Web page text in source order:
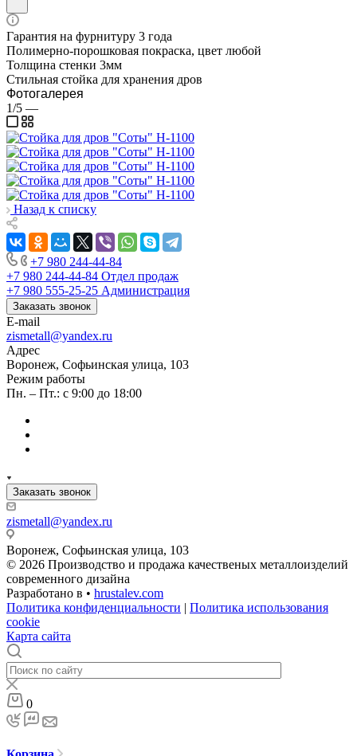
Гарантия на фурнитуру 3 года
Полимерно-порошковая покраска, цвет любой
Толщина стенки 3мм
Стильная стойка для хранения дров
Фотогалерея
1/5 —
Назад к списку
+7 980 244-44-84
+7 980 244-44-84 Отдел продаж
+7 980 555-25-25 Администрация
Заказать звонок
E-mail
zismetall@yandex.ru
Адрес
Воронеж, Софьинская улица, 103
Режим работы
Пн. – Пт.: с 9:00 до 18:00
Заказать звонок
zismetall@yandex.ru
Воронеж, Софьинская улица, 103
© 2026 Производство и продажа качественых металлоизделий
современного дизайна
Разработано в • hrustalev.com
Политика конфиденциальности | Политика использования
cookie
Карта сайта
0